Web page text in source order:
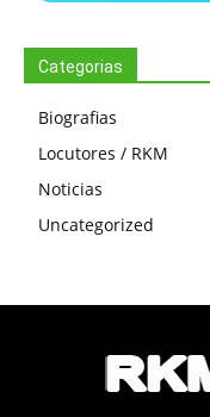
Categorias
Biografias
Locutores / RKM
Noticias
Uncategorized